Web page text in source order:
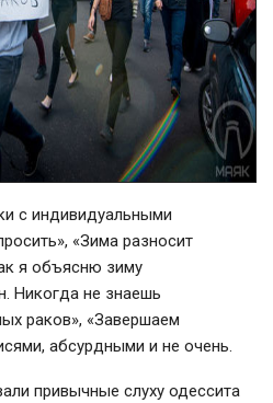
с индивидуальными
«Зима разносит
я объясню зиму
Никогда не знаешь
раков», «Завершаем
абсурдными и не очень.
привычные слуху одессита